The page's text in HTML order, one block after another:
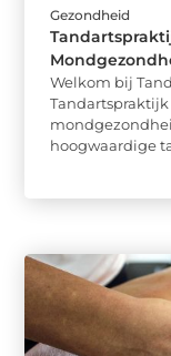
Gezondheid
Welkom bij
hoogwaardige